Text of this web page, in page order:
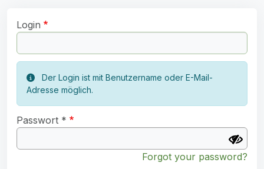
Login
Der Login ist mit Benutzername oder E-Mail-
Adresse möglich.
Passwort *
Forgot your password?